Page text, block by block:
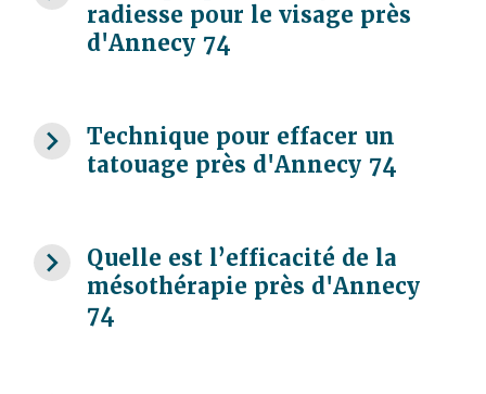
radiesse pour le visage près
d'Annecy 74
navigate_next Technique pour effacer un
tatouage près d'Annecy 74
navigate_next
Quelle est l’efficacité de la
mésothérapie près d'Annecy
74